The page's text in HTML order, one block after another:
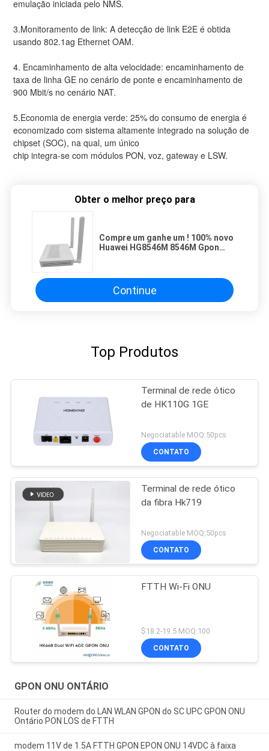
emulação iniciada pelo NMS.
3.Monitoramento de link: A detecção de link E2E é obtida
usando 802.1ag Ethernet OAM.
4. Encaminhamento de alta velocidade: encaminhamento de
taxa de linha GE no cenário de ponte e encaminhamento de
900 Mbit/s no cenário NAT.
5.Economia de energia verde: 25% do consumo de energia é
economizado com sistema altamente integrado na solução de
chipset (SOC), na qual, um único
chip integra-se com módulos PON, voz, gateway e LSW.
Obter o melhor preço para
Compre um ganhe um ! 100% novo
Huawei HG8546M 8546M Gpon
Continue
Top Produtos
Terminal de rede ótico
de HK110G 1GE
Negociatable MOQ:50pcs
CONTATO
Terminal de rede ótico
da fibra Hk719
Negociatable MOQ:50pcs
CONTATO
FTTH Wi-Fi ONU
$18.2-19.5 MOQ:100
CONTATO
GPON ONU ONTÁRIO
Router do modem do LAN WLAN GPON do SC UPC GPON ONU
Ontário PON LOS de FTTH
modem 11V de 1.5A FTTH GPON EPON ONU 14VDC à faixa